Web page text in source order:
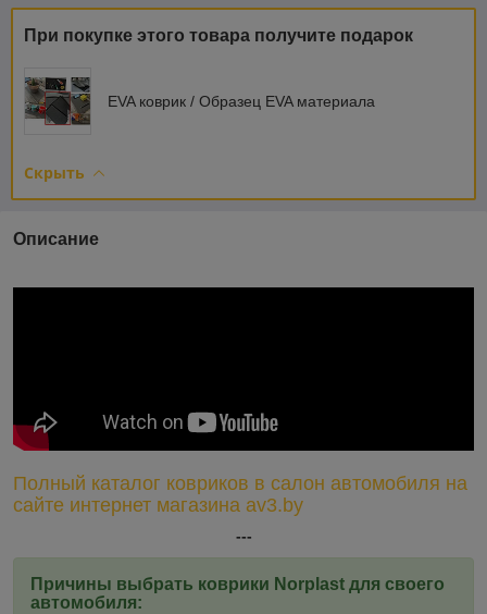
При покупке этого товара получите подарок
EVA коврик / Образец EVA материала
Скрыть
Описание
Полный каталог ковриков в салон автомобиля на
сайте интернет магазина av3.by
---
Причины выбрать коврики Norplast для своего
автомобиля: